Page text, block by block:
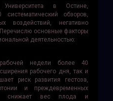
в Остине,
обзоров,
воздействий, негативно
основные факторы
деятельностью:
рабочей недели более 40
рабочего дня, так и
риск развития гестоза,
и преждевременных
вес плода и